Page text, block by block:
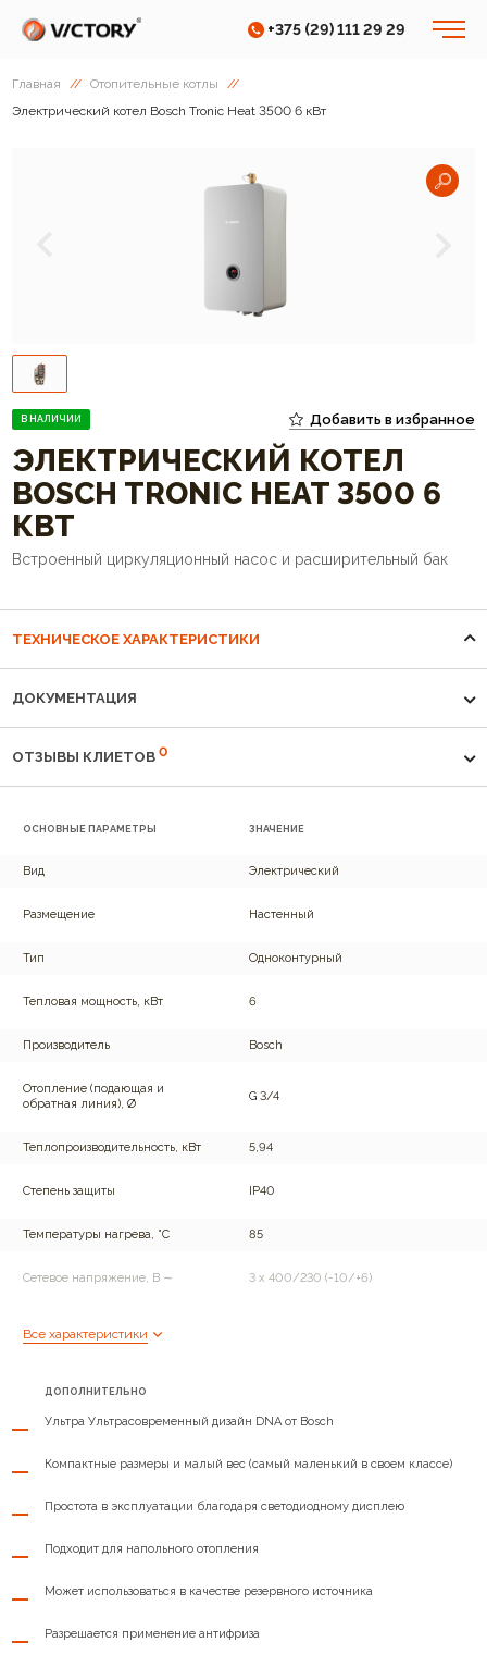
+375 (29) 111 29 29
Главная // Отопительные котлы
//
Электрический котел Bosch Tronic Heat 3500 6 кВт
В НАЛИЧИИ
ЭЛЕКТРИЧЕСКИЙ КОТЕЛ
BOSCH TRONIC HEAT 3500 6
КВТ
Встроенный циркуляционный насос и расширительный бак
Добавить в избранное
ТЕХНИЧЕСКОЕ ХАРАКТЕРИСТИКИ
ДОКУМЕНТАЦИЯ
ОТЗЫВЫ КЛИЕТОВ 0
ОСНОВНЫЕ ПАРАМЕТРЫ ЗНАЧЕНИЕ
Вид Электрический
Размещение Настенный
Тип Одноконтурный
Тепловая мощность, кВт 6
Производитель Bosch
Отопление (подающая и
обратная линия), Ø
G 3/4
Теплопроизводительность, кВт 5,94
Степень защиты IP40
Температуры нагрева, °C 85
Сетевое напряжение, В ∼ 3 х 400/230 (-10/+6)
контуре отопления, бар
400/230 В ∼), А
КПД аппарата при номинальной
мощности, %
99,7
Объем расширительного бака, л 7
Количество ступеней мощности
Все характеристики
ДОПОЛНИТЕЛЬНО
Ультра Ультрасовременный дизайн DNA от Bosch
Компактные размеры и малый вес (самый маленький в своем классе)
Простота в эксплуатации благодаря светодиодному дисплею
Подходит для напольного отопления
Может использоваться в качестве резервного источника
Разрешается применение антифриза